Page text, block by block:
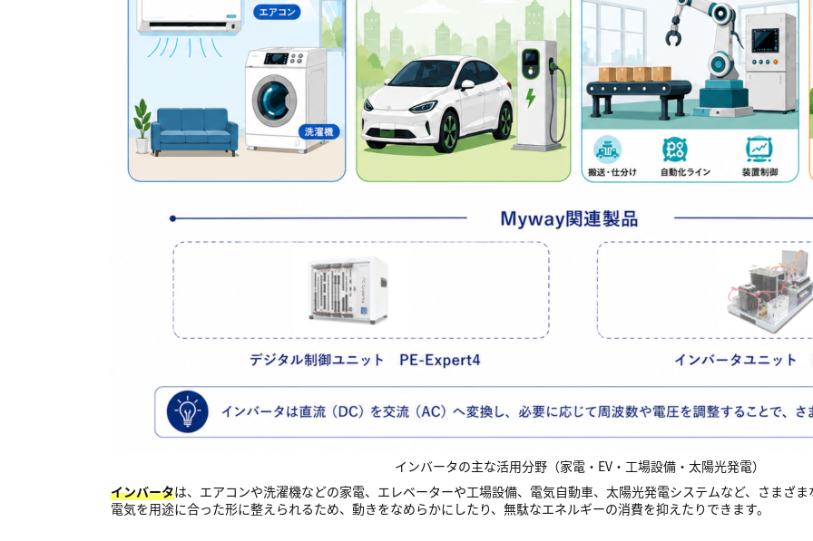
インバータの主な活用分野（家電・EV・工場設備・太陽光発電）
インバータは、エアコンや洗濯機などの家電、エレベーターや工場設備、電気自動車、太陽光発電システムなど、さまざ
電気を用途に合った形に整えられるため、動きをなめらかにしたり、無駄なエネルギーの消費を抑えたりできます。